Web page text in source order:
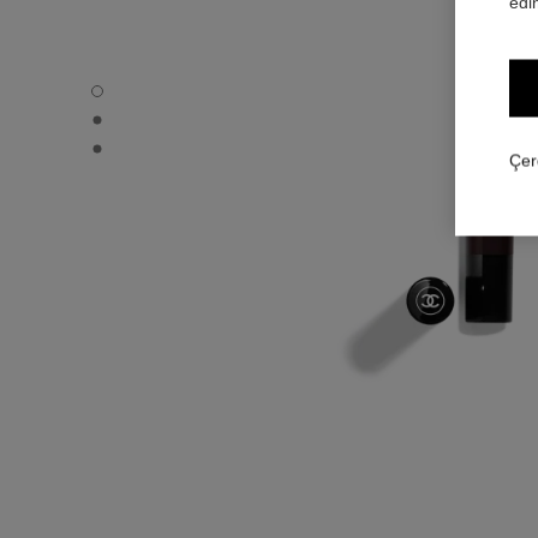
STYLO OMBRE ET CONTOUR - Varsayılan görünüm
STYLO OMBRE ET CONTOUR - Alternatif görünüm 1
STYLO OMBRE ET CONTOUR - Temel doku görünümü